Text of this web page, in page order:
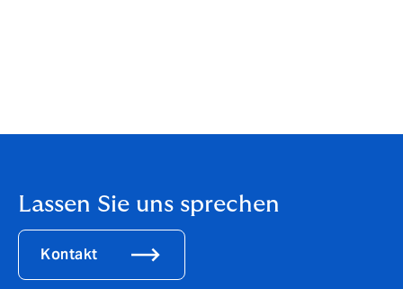
Lassen Sie uns sprechen
Kontakt